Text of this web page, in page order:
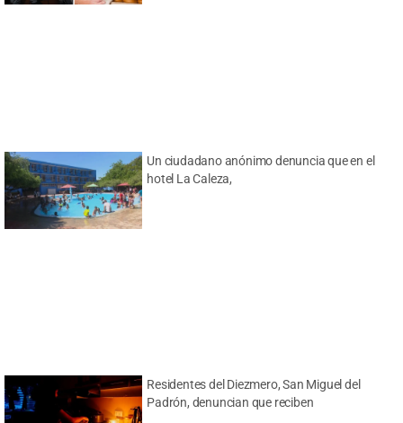
Un ciudadano anónimo denuncia que en el
hotel La Caleza,
Residentes del Diezmero, San Miguel del
Padrón, denuncian que reciben